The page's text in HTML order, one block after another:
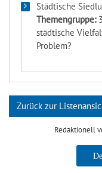
Städtische
Themengruppe:
städtische
Problem?
Zurück zur
Redaktionell